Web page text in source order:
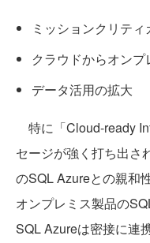
ミッションクリティ
クラウドからオン
データ活用の拡大
特に「Cloud-ready
セージが強く打ち出さ
のSQL Azureとの親和
オンプレミス製品の
SQL Azureは密接に連